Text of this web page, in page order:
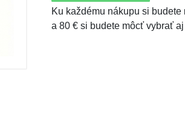
Ku každému nákupu si
a 80 € si budete môcť vybrať